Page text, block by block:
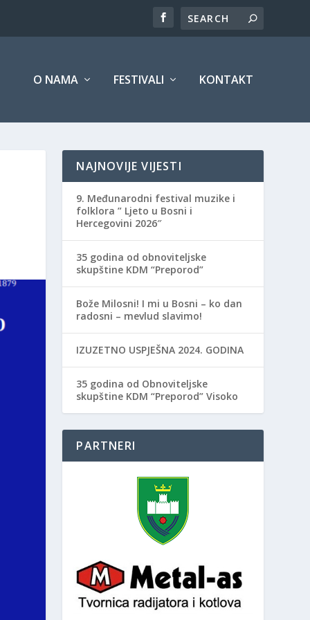
O NAMA FESTIVALI KONTAKT
NAJNOVIJE VIJESTI
9. Međunarodni festival muzike i
folklora ” Ljeto u Bosni i
Hercegovini 2026″
35 godina od obnoviteljske
skupštine KDM “Preporod”
Bože Milosni! I mi u Bosni – ko dan
radosni – mevlud slavimo!
IZUZETNO USPJEŠNA 2024. GODINA
35 godina od Obnoviteljske
skupštine KDM “Preporod” Visoko
PARTNERI